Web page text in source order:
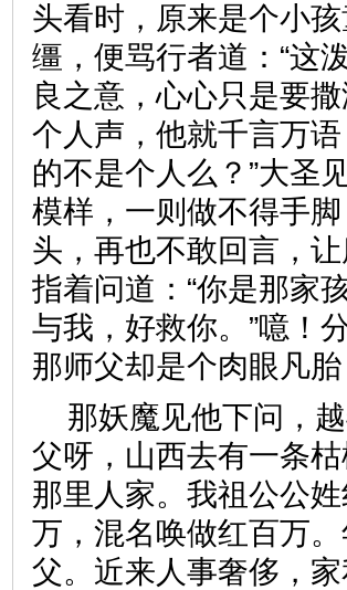
头看时，原来是个小
缰，便骂行者道：“这
良之意，心心只是要
个人声，他就千言万
的不是个人么？”大圣
模样，一则做不得手
头，再也不敢回言，
指着问道：“你是那家
与我，好救你。”噫！
那师父却是个肉眼
那妖魔见他下问，
父呀，山西去有一条
那里人家。我祖公公
万，混名唤做红百万
父。近来人事奢侈，